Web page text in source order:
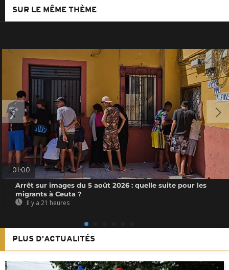
SUR LE MÊME THÈME
01:00
Arrêt sur images du 5 août 2026 : quelle suite pour les
migrants à Ceuta ?
Il y a 21 heures
PLUS D'ACTUALITÉS